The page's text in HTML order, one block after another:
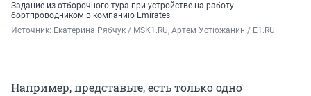
Задание из отборочного тура при устройстве на работу
бортпроводником в компанию Emirates
Источник: Екатерина Рябчук / MSK1.RU, Артем Устюжанин / E1.RU
Например, представьте, есть только одно